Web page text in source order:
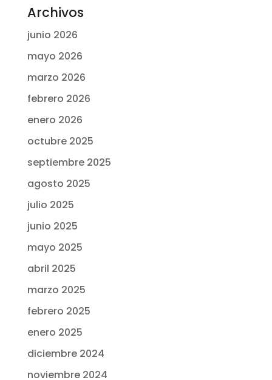
Archivos
junio 2026
mayo 2026
marzo 2026
febrero 2026
enero 2026
octubre 2025
septiembre 2025
agosto 2025
julio 2025
junio 2025
mayo 2025
abril 2025
marzo 2025
febrero 2025
enero 2025
diciembre 2024
noviembre 2024